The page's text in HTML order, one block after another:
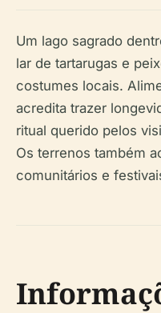
Um lago sagrado
lar de tartarugas e
costumes locais.
acredita trazer
ritual querido pelos
Os terrenos também
comunitários e